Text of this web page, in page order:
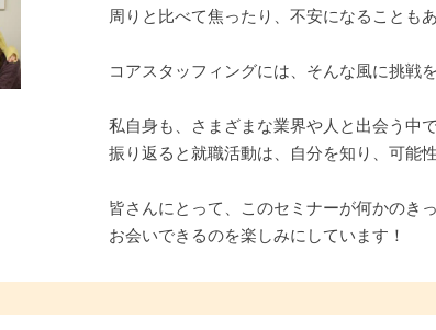
周りと比べて焦ったり、不安になることも
コアスタッフィングには、そんな風に挑戦
私自身も、さまざまな業界や人と出会う中
振り返ると就職活動は、自分を知り、可能
皆さんにとって、このセミナーが何かのき
お会いできるのを楽しみにしています！